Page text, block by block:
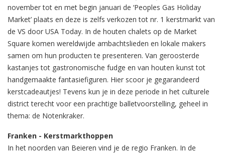
november tot en met begin januari de ‘Peoples Gas Holiday
Market’ plaats en deze is zelfs verkozen tot nr. 1 kerstmarkt van
de VS door USA Today. In de houten chalets op de Market
Square komen wereldwijde ambachtslieden en lokale makers
samen om hun producten te presenteren. Van geroosterde
kastanjes tot gastronomische fudge en van houten kunst tot
handgemaakte fantasiefiguren. Hier scoor je gegarandeerd
kerstcadeautjes! Tevens kun je in deze periode in het culturele
district terecht voor een prachtige balletvoorstelling, geheel in
thema: de Notenkraker.
Franken - Kerstmarkthoppen
In het noorden van Beieren vind je de regio Franken. In de